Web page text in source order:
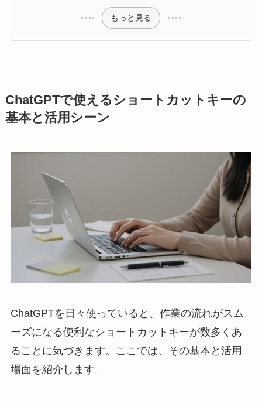
もっと見る
ChatGPTで使えるショートカットキーの
基本と活用シーン
ChatGPTを日々使っていると、作業の流れがスム
ーズになる便利なショートカットキーが数多くあ
ることに気づきます。ここでは、その基本と活用
場面を紹介します。